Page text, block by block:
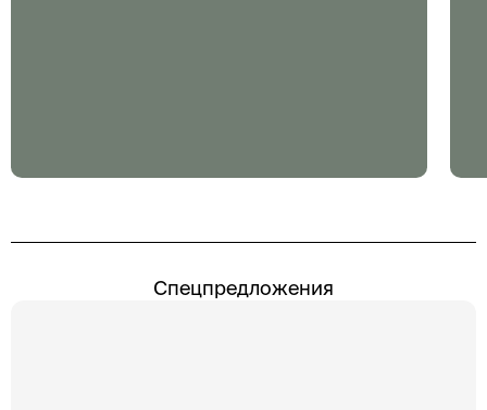
Спецпредложения